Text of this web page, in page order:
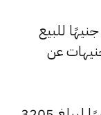
كما تراجع سعر عيار 14 ليسجل 3740 جنيهًا للبيع
للشراء، بتراجع قدره 0 جنيهات عن